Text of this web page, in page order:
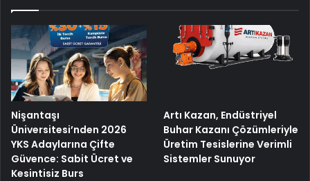
Nişantaşı
Üniversitesi’nden 2026
YKS Adaylarına Çifte
Güvence: Sabit Ücret ve
Kesintisiz Burs
Artı Kazan, Endüstriyel
Buhar Kazanı Çözümleriyle
Üretim Tesislerine Verimli
Sistemler Sunuyor